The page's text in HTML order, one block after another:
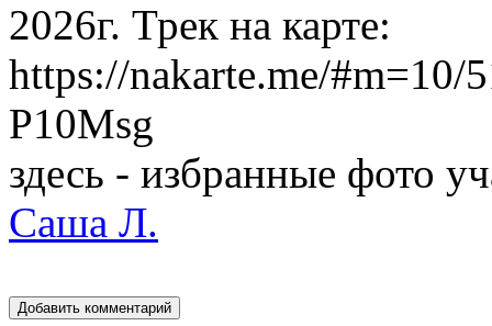
2026г. Трек на карте:
https://nakarte.me/
P10Msg
здесь - избранные фото
Саша Л.